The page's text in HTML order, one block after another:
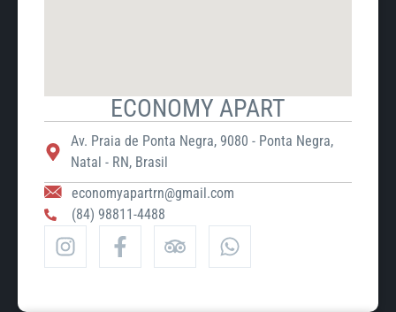
ECONOMY APART
Av. Praia de Ponta Negra, 9080 - Ponta Negra,
Natal - RN, Brasil
economyapartrn@gmail.com
(84) 98811-4488